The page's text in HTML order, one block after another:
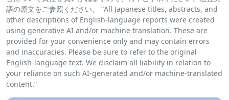
語の原文をご参照ください。 “All Japanese titles, abstracts, and
other descriptions of English-language reports were created
using generative AI and/or machine translation. These are
provided for your convenience only and may contain errors
and inaccuracies. Please be sure to refer to the original
English-language text. We disclaim all liability in relation to
your reliance on such AI-generated and/or machine-translated
content.”